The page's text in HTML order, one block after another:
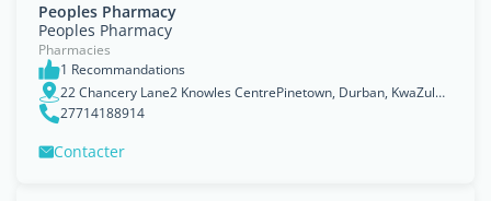
Peoples Pharmacy
Peoples Pharmacy
Pharmacies
1 Recommandations
22 Chancery Lane2 Knowles CentrePinetown, Durban, KwaZulu-Natal
27714188914
Contacter